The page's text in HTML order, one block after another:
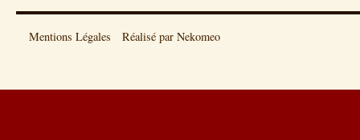
Mentions Légales Réalisé par Nekomeo